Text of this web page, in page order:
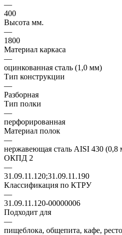
—
400
Высота мм.
—
1800
Материал каркаса
—
оцинкованная сталь (1,0 мм)
Тип конструкции
—
Разборная
Тип полки
—
перфорированная
Материал полок
—
нержавеющая сталь AISI 430 (0,8
ОКПД 2
—
31.09.11.120;31.09.11.190
Классификация по КТРУ
—
31.09.11.120-00000006
Подходит для
—
пищеблока, общепита, кафе,